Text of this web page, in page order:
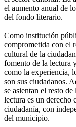
el aumento anual de
del fondo literario.
Como institución
comprometida con el
cultural de la
fomento de la lectura
como la experiencia,
son sus ciudadanos.
se asientan el resto
lectura es un derecho
ciudadanía, con
del municipio.